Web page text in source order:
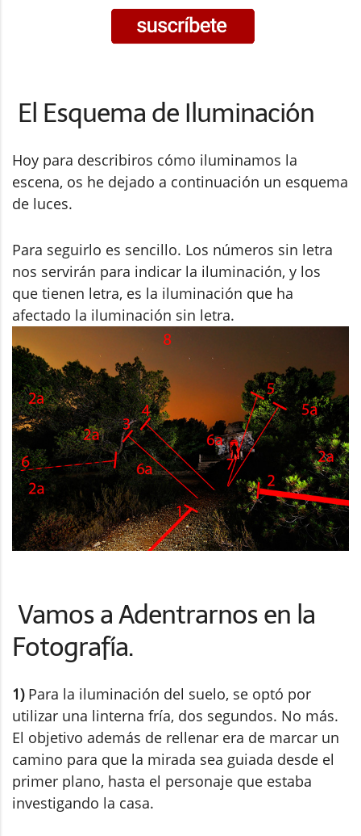
El Esquema de Iluminación
Hoy para describiros cómo iluminamos la
escena, os he dejado a continuación un esquema
de luces.
Para seguirlo es sencillo. Los números sin letra
nos servirán para indicar la iluminación, y los
que tienen letra, es la iluminación que ha
afectado la iluminación sin letra.
Vamos a Adentrarnos en la
Fotografía.
1)Para la iluminación del suelo, se optó por
utilizar una linterna fría, dos segundos. No más.
El objetivo además de rellenar era de marcar un
camino para que la mirada sea guiada desde el
primer plano, hasta el personaje que estaba
investigando la casa.